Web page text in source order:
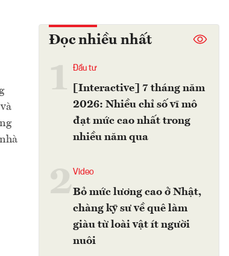
Đọc nhiều nhất
Đầu tư
[Interactive] 7 tháng năm
2026: Nhiều chỉ số vĩ mô
đạt mức cao nhất trong
nhiều năm qua
2Video
Bỏ mức lương cao ở Nhật,
chàng kỹ sư về quê làm
giàu từ loài vật ít người
nuôi